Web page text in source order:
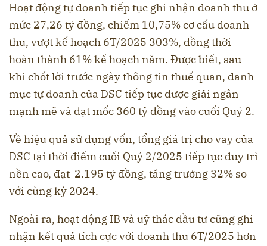
Hoạt động tự doanh tiếp tục ghi nhận doanh thu ở
mức 27,26 tỷ đồng, chiếm 10,75% cơ cấu doanh
thu, vượt kế hoạch 6T/2025 303%, đồng thời
hoàn thành 61% kế hoạch năm. Được biết, sau
khi chốt lời trước ngày thông tin thuế quan, danh
mục tự doanh của DSC tiếp tục được giải ngân
mạnh mẽ và đạt mốc 360 tỷ đồng vào cuối Quý 2.
Về hiệu quả sử dụng vốn, tổng giá trị cho vay của
DSC tại thời điểm cuối Quý 2/2025 tiếp tục duy trì
nền cao, đạt 2.195 tỷ đồng, tăng trưởng 32% so
với cùng kỳ 2024.
Ngoài ra, hoạt động IB và uỷ thác đầu tư cũng ghi
nhận kết quả tích cực với doanh thu 6T/2025 hơn